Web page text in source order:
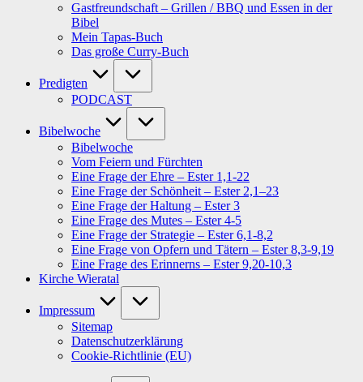
Gastfreundschaft – Grillen / BBQ und Essen in der
Bibel
Mein Tapas-Buch
Das große Curry-Buch
Predigten
PODCAST
Bibelwoche
Bibelwoche
Vom Feiern und Fürchten
Eine Frage der Ehre – Ester 1,1-22
Eine Frage der Schönheit – Ester 2,1–23
Eine Frage der Haltung – Ester 3
Eine Frage des Mutes – Ester 4-5
Eine Frage der Strategie – Ester 6,1-8,2
Eine Frage von Opfern und Tätern – Ester 8,3-9,19
Eine Frage des Erinnerns – Ester 9,20-10,3
Kirche Wieratal
Impressum
Sitemap
Datenschutzerklärung
Cookie-Richtlinie (EU)